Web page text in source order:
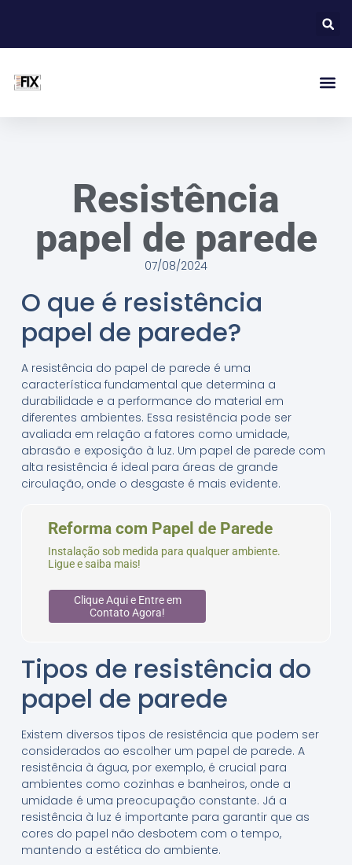
Resistência
papel de parede
07/08/2024
O que é resistência
papel de parede?
A resistência do papel de parede é uma
característica fundamental que determina a
durabilidade e a performance do material em
diferentes ambientes. Essa resistência pode ser
avaliada em relação a fatores como umidade,
abrasão e exposição à luz. Um papel de parede com
alta resistência é ideal para áreas de grande
circulação, onde o desgaste é mais evidente.
Reforma com Papel de Parede
Instalação sob medida para qualquer ambiente.
Ligue e saiba mais!
Clique Aqui e Entre em
Contato Agora!
Tipos de resistência do
papel de parede
Existem diversos tipos de resistência que podem ser
considerados ao escolher um papel de parede. A
resistência à água, por exemplo, é crucial para
ambientes como cozinhas e banheiros, onde a
umidade é uma preocupação constante. Já a
resistência à luz é importante para garantir que as
cores do papel não desbotem com o tempo,
mantendo a estética do ambiente.